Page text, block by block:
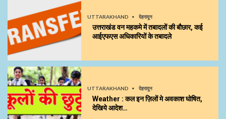
UTTARAKHAND देहरादून
उत्तराखंड वन महकमे में तबादलों की बौछार, कई
आईएफएस अधिकारियों के तबादले
UTTARAKHAND देहरादून
Weather : कल इन ज़िलों मे अवकाश घोषित,
देखिये आदेश…